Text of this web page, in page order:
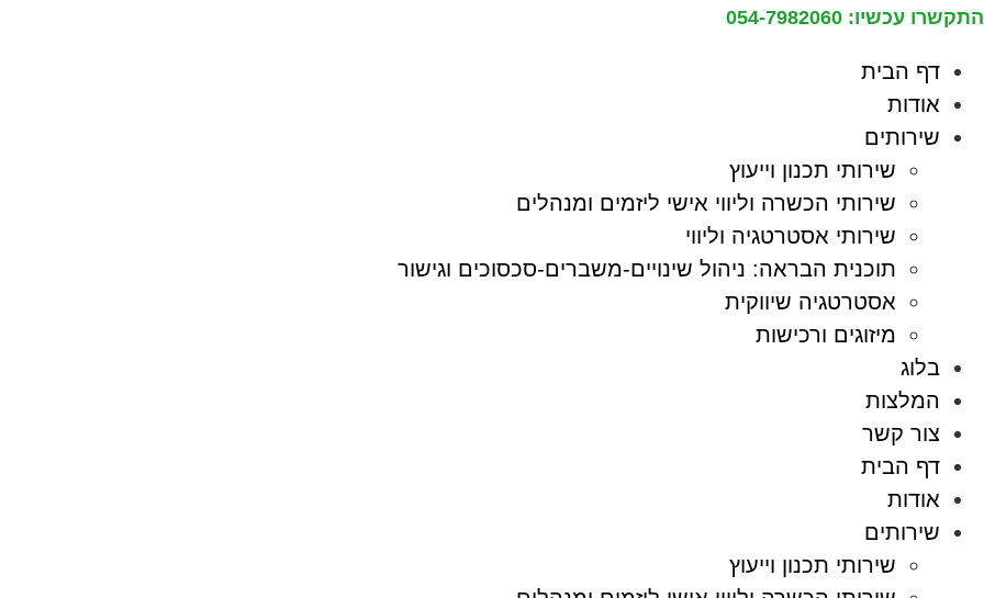
דלג
התקשרו עכשיו: 054-7982060
דף הבית
אודות
שירותים
שירותי תכנון וייעוץ
שירותי הכשרה וליווי אישי ליזמים ומנהלים
שירותי אסטרטגיה וליווי
תוכנית הבראה: ניהול שינויים-משברים-סכסוכים וגישור
אסטרטגיה שיווקית
מיזוגים ורכישות
בלוג
המלצות
צור קשר
דף הבית
אודות
שירותים
שירותי תכנון וייעוץ